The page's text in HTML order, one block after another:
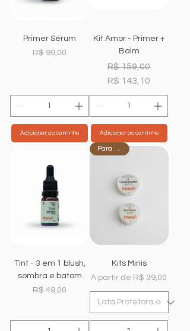
Primer Sérum
Preço
R$ 99,00
Adicionar ao carrinho
Kit Amor - Primer +
Balm
Preço normal
R$ 159,00
Preço
R$ 143,10
Adicionar ao carrinho
Tint - 3 em 1 blush,
sombra e batom
Preço
R$ 49,00
Para viajar
Kits Minis
A partir de R$ 39,00
Preço promocional